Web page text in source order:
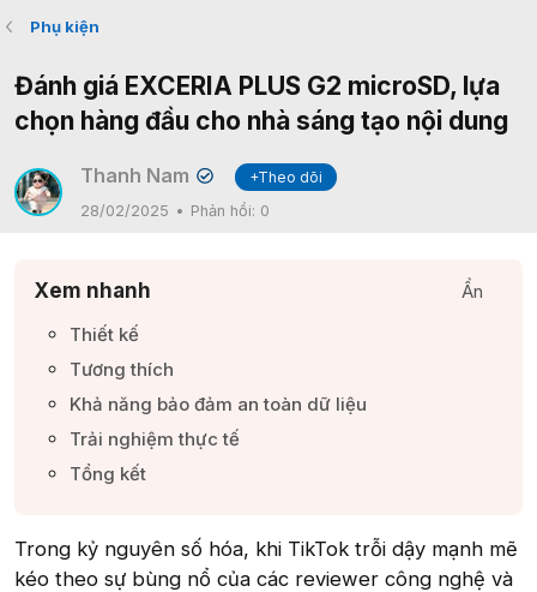
Phụ kiện
Đánh giá EXCERIA PLUS G2 microSD, lựa
chọn hàng đầu cho nhà sáng tạo nội dung
Thanh Nam ✔
+Theo dõi
28/02/2025
Phản hồi: 0
Xem nhanh
Ẩn
Thiết kế​
Tương thích​
Khả năng bảo đảm an toàn dữ liệu​
Trải nghiệm thực tế​
Tổng kết​
Trong kỷ nguyên số hóa, khi TikTok trỗi dậy mạnh mẽ
kéo theo sự bùng nổ của các reviewer công nghệ và